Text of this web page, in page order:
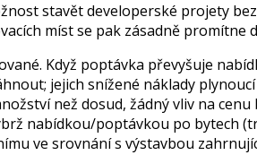
stavět developerské projety
míst se pak zásadně
Když poptávka převyšuje
jejich snížené náklady
než dosud, žádný vliv na
nabídkou/poptávkou po bytech
ve srovnání s výstavbou